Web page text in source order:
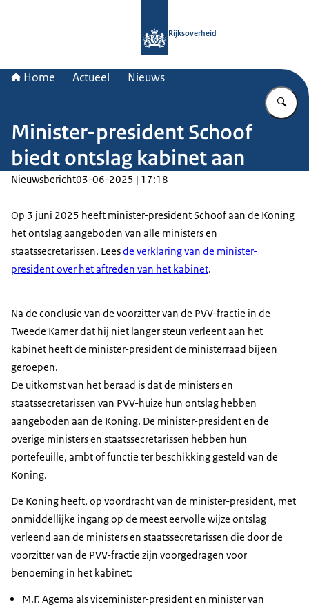
Rijksoverheid
Home Actueel Nieuws
Minister-president Schoof
biedt ontslag kabinet aan
Nieuwsbericht03-06-2025 | 17:18
Op 3 juni 2025 heeft minister-president Schoof aan de Koning
het ontslag aangeboden van alle ministers en
staatssecretarissen. Leesde verklaring van de minister-
president over het aftreden van het kabinet.
Na de conclusie van de voorzitter van de PVV-fractie in de
Tweede Kamer dat hij niet langer steun verleent aan het
kabinet heeft de minister-president de ministerraad bijeen
geroepen.
De uitkomst van het beraad is dat de ministers en
staatssecretarissen van PVV-huize hun ontslag hebben
aangeboden aan de Koning. De minister-president en de
overige ministers en staatssecretarissen hebben hun
portefeuille, ambt of functie ter beschikking gesteld van de
Koning.
De Koning heeft, op voordracht van de minister-president, met
onmiddellijke ingang op de meest eervolle wijze ontslag
verleend aan de ministers en staatssecretarissen die door de
voorzitter van de PVV-fractie zijn voorgedragen voor
benoeming in het kabinet:
M.F. Agema als viceminister-president en minister van